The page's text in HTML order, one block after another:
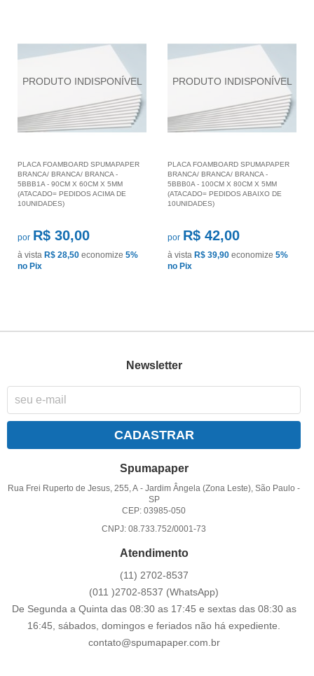
PLACA FOAMBOARD SPUMAPAPER
BRANCA/ BRANCA/ BRANCA -
5BBB1A - 90CM X 60CM X 5MM
(ATACADO= PEDIDOS ACIMA DE
10UNIDADES)
por R$ 30,00
à vista R$ 28,50 economize 5%
no Pix
PLACA FOAMBOARD SPUMAPAPER
BRANCA/ BRANCA/ BRANCA -
5BBB0A - 100CM X 80CM X 5MM
(ATACADO= PEDIDOS ABAIXO DE
10UNIDADES)
por R$ 42,00
à vista R$ 39,90 economize 5%
no Pix
Newsletter
CADASTRAR
Spumapaper
Rua Frei Ruperto de Jesus, 255, A -Jardim Ângela (Zona Leste), São Paulo -
SP
CEP: 03985-050
CNPJ: 08.733.752/0001-73
Atendimento
(11) 2702-8537
(011 )2702-8537 (WhatsApp)
De Segunda a Quinta das 08:30 as 17:45 e sextas das 08:30 as
16:45, sábados, domingos e feriados não há expediente.
contato@spumapaper.com.br